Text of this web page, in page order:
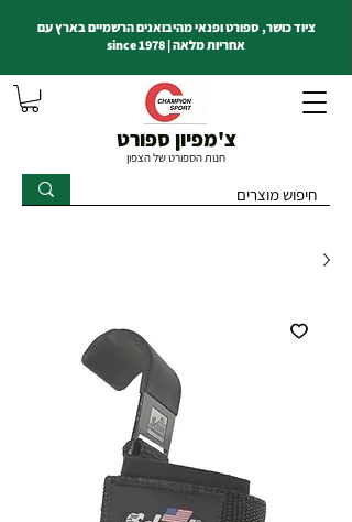
צ'מפיון ספורט
חנות הספורט של הצפון
ציוד כושר, ספורט ופנאי מהיבואנים הרשמיים בארץ עם
אחריות מלאה | since 1978